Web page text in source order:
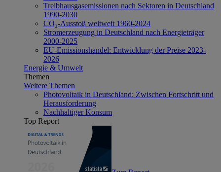
Treibhausgasemissionen nach Sektoren in Deutschland
1990-2030
CO₂-Ausstoß weltweit 1960-2024
Stromerzeugung in Deutschland nach Energieträger
2000-2025
EU-Emissionshandel: Entwicklung der Preise 2023-
2026
Energie & Umwelt
Themen
Weitere Themen
Photovoltaik in Deutschland: Zwischen Fortschritt und
Herausforderung
Nachhaltiger Konsum
Top Report